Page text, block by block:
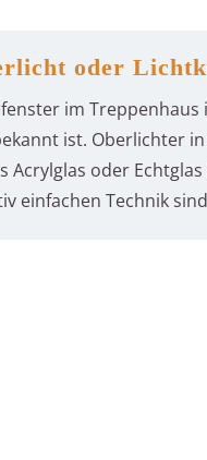
oder
im
ist. Oberlichter
Acrylglas oder
einfachen Technik